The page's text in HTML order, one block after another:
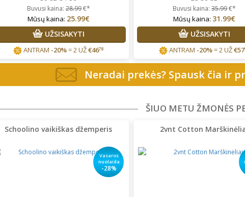
Buvusi kaina:28.99€*
Mūsų kaina: 25.99€
UŽSISAKYTI
ANTRAM -20%= 2 UŽ€4678
Buvusi kaina:35.99€*
Mūsų kaina: 31.99€
UŽSISAKYTI
ANTRAM -20%= 2 UŽ€57
Neradai prekės? Spausk čia ir
ŠIUO METU ŽMONĖS
Schoolino vaikiškas džemperis
Vasaros
nuolaida
-28%
2vnt Cotton